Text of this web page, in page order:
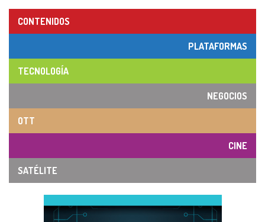
CONTENIDOS
PLATAFORMAS
TECNOLOGÍA
NEGOCIOS
OTT
CINE
SATÉLITE